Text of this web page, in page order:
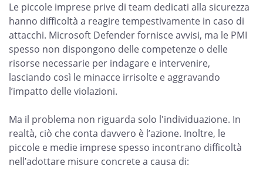
Le piccole imprese prive di team dedicati alla sicurezza
hanno difficoltà a reagire tempestivamente in caso di
attacchi. Microsoft Defender fornisce avvisi, ma le PMI
spesso non dispongono delle competenze o delle
risorse necessarie per indagare e intervenire,
lasciando così le minacce irrisolte e aggravando
l’impatto delle violazioni.
Ma il problema non riguarda solo l'individuazione. In
realtà, ciò che conta davvero è l’azione. Inoltre, le
piccole e medie imprese spesso incontrano difficoltà
nell’adottare misure concrete a causa di: